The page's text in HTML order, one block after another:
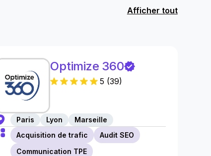
Afficher tout
Optimize 360
5 (39)
Paris Lyon
Marseille
Acquisition de trafic
Audit SEO
Communication TPE